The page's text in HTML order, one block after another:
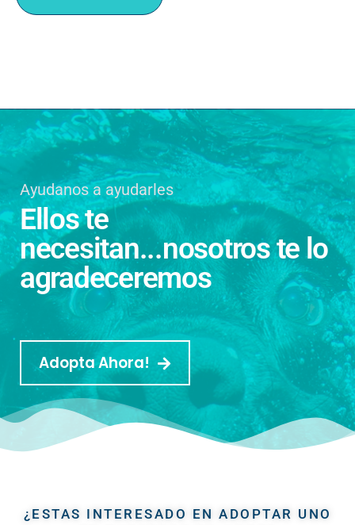
Ayudanos a ayudarles
Ellos te
necesitan...nosotros te lo
agradeceremos
Adopta Ahora!
¿ESTAS INTERESADO EN ADOPTAR UNO